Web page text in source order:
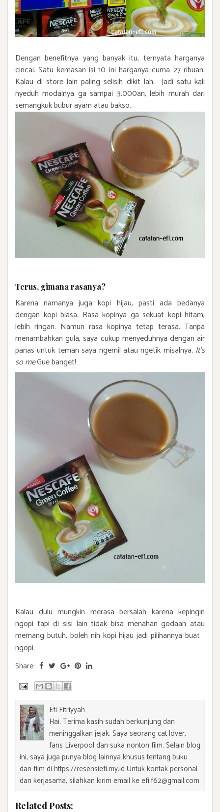
Dengan benefitnya yang banyak itu, ternyata harganya
cincai. Satu kemasan isi 10 ini harganya cuma 27 ribuan.
Kalau di store lainpaling selisih dikit lah. Jadi satu kali
nyeduh modalnya ga sampai 3.000an, lebih murah dari
semangkuk bubur ayam atau bakso.
Terus, gimana rasanya?
Karena namanya juga kopi hijau, pasti ada bedanya
dengan kopi biasa. Rasa kopinya ga sekuat kopi hitam,
lebih ringan. Namun rasa kopinya tetap terasa. Tanpa
menambahkan gula, saya cukup menyeduhnya dengan air
panas untuk teman saya ngemil atau ngetik misalnya. It's
so me.Gue banget!
Kalau dulu mungkin merasa bersalah karena kepingin
ngopi tapi di sisi lain tidak bisa menahan godaan atau
memang butuh, boleh nih kopi hijau jadi pilihannya buat
ngopi.
Share:
Efi Fitriyyah
Hai. Terima kasih sudah berkunjung dan
meninggalkan jejak. Saya seorang cat lover,
fans Liverpool dan suka nonton film. Selain blog
ini, saya juga punya blog lainnya khusus tentang buku
dan film di https://resensiefi.my.id Untuk kontak personal
dan kerjasama, silahkan kirim email ke efi.f62@gmail.com
Related Posts: